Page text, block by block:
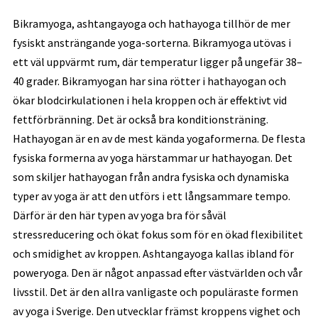
Bikramyoga, ashtangayoga och hathayoga tillhör de mer
fysiskt ansträngande yoga-sorterna. Bikramyoga utövas i
ett väl uppvärmt rum, där temperatur ligger på ungefär 38–
40 grader. Bikramyogan har sina rötter i hathayogan och
ökar blodcirkulationen i hela kroppen och är effektivt vid
fettförbränning. Det är också bra konditionsträning.
Hathayogan är en av de mest kända yogaformerna. De flesta
fysiska formerna av yoga härstammar ur hathayogan. Det
som skiljer hathayogan från andra fysiska och dynamiska
typer av yoga är att den utförs i ett långsammare tempo.
Därför är den här typen av yoga bra för såväl
stressreducering och ökat fokus som för en ökad flexibilitet
och smidighet av kroppen. Ashtangayoga kallas ibland för
poweryoga. Den är något anpassad efter västvärlden och vår
livsstil. Det är den allra vanligaste och populäraste formen
av yoga i Sverige. Den utvecklar främst kroppens vighet och